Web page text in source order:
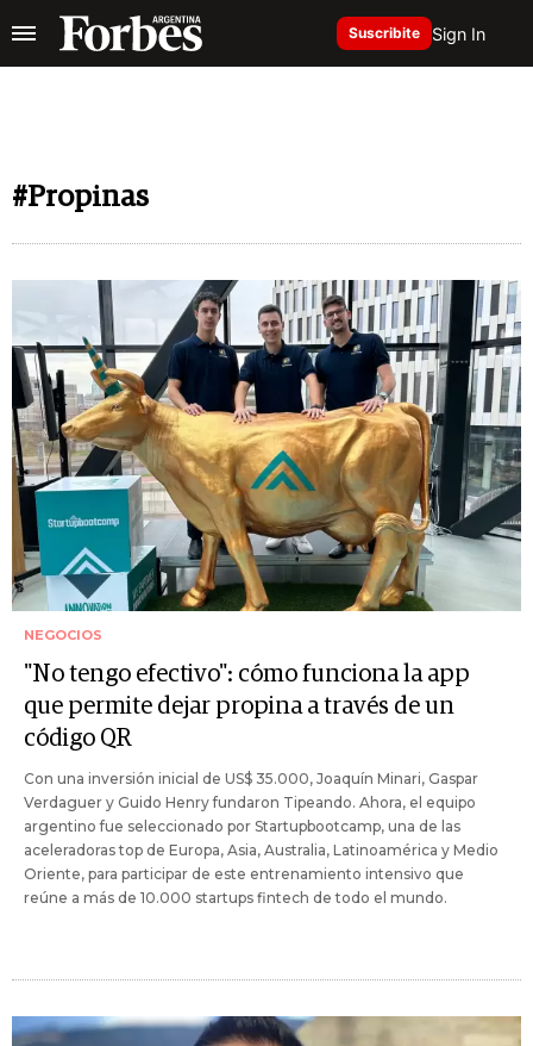
Suscribite Sign In
#Propinas
NEGOCIOS
"No tengo efectivo": cómo funciona la app
que permite dejar propina a través de un
código QR
Con una inversión inicial de US$ 35.000, Joaquín Minari, Gaspar
Verdaguer y Guido Henry fundaron Tipeando. Ahora, el equipo
argentino fue seleccionado por Startupbootcamp, una de las
aceleradoras top de Europa, Asia, Australia, Latinoamérica y Medio
Oriente, para participar de este entrenamiento intensivo que
reúne a más de 10.000 startups fintech de todo el mundo.